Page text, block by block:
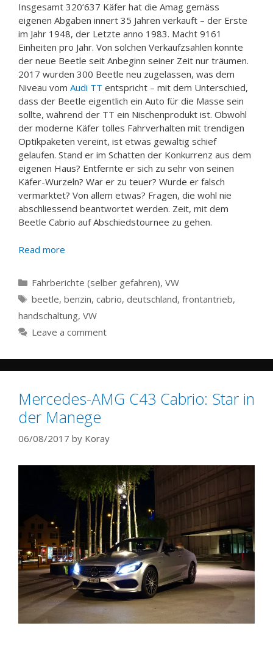
Insgesamt 320’637 Käfer hat die Amag gemäss
eigenen Abgaben innert 35 Jahren verkauft – der Erste
im Jahr 1948, der Letzte anno 1983. Macht 9161
Einheiten pro Jahr. Von solchen Verkaufzsahlen konnte
der neue Beetle seit Anbeginn seiner Zeit nur träumen.
2017 wurden 300 Beetle neu zugelassen, was dem
Niveau vom Audi TT entspricht – mit dem Unterschied,
dass der Beetle eigentlich ein Auto für die Masse sein
sollte, während der TT ein Nischenprodukt ist. Obwohl
der moderne Käfer tolles Fahrverhalten mit trendigen
Optikpaketen vereint, ist etwas gewaltig schief
gelaufen. Stand er im Schatten der Konkurrenz aus dem
eigenen Haus? Entfernte er sich zu sehr von seinen
Käfer-Wurzeln? War er zu teuer? Wurde er falsch
vermarktet? Von allem etwas? Fragen, die wohl nie
abschliessend beantwortet werden. Zeit, mit dem
Beetle Cabrio auf Abschiedstournee zu gehen.
Read more
Categories
Fahrberichte (selber gefahren), VW
Tags
beetle, benzin, cabrio, deutschland, frontantrieb,
handschaltung, VW
Leave a comment
Mercedes-AMG C43 Cabrio: Star in
der Manege
06/08/2017 by Koray